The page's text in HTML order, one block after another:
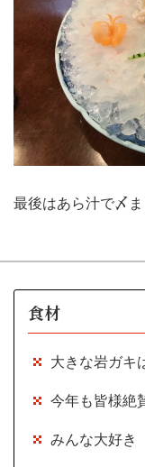
最後はあら汁で〆ま
食材
大きな岩ガキ
今年も皆様絶
みんな大好